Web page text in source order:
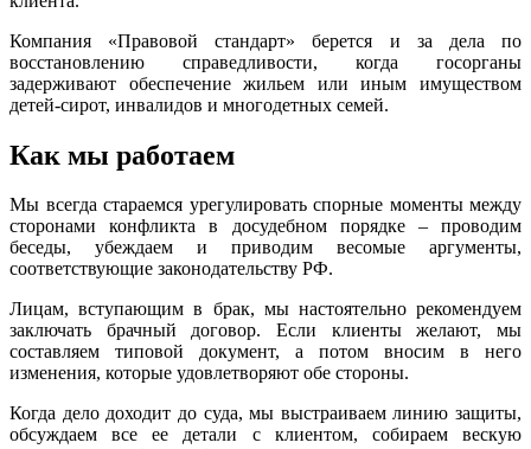
Компания «Правовой стандарт» берется и за дела по
восстановлению справедливости, когда госорганы
задерживают обеспечение жильем или иным имуществом
детей-сирот, инвалидов и многодетных семей.
Как мы работаем
Мы всегда стараемся урегулировать спорные моменты между
сторонами конфликта в досудебном порядке – проводим
беседы, убеждаем и приводим весомые аргументы,
соответствующие законодательству РФ.
Лицам, вступающим в брак, мы настоятельно рекомендуем
заключать брачный договор. Если клиенты желают, мы
составляем типовой документ, а потом вносим в него
изменения, которые удовлетворяют обе стороны.
Когда дело доходит до суда, мы выстраиваем линию защиты,
обсуждаем все ее детали с клиентом, собираем вескую